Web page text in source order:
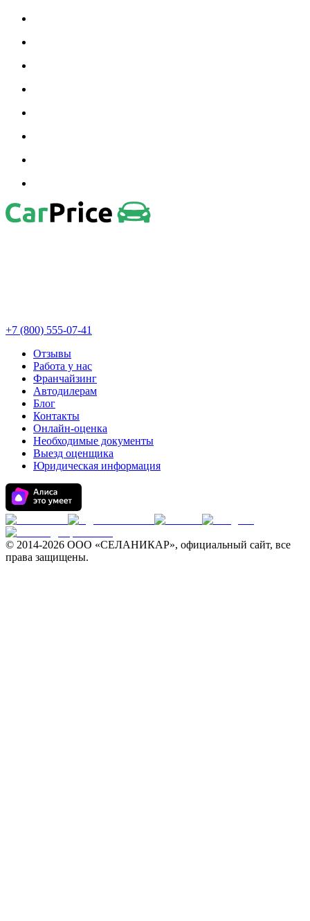
+7 (800) 555-07-41
Отзывы
Работа у нас
Франчайзинг
Автодилерам
Блог
Контакты
Онлайн-оценка
Необходимые документы
Выезд оценщика
Юридическая информация
© 2014-2026 ООО «СЕЛАНИКАР», официальный сайт, все
права защищены.